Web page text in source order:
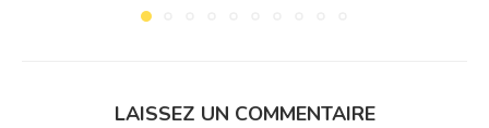
LAISSEZ UN COMMENTAIRE